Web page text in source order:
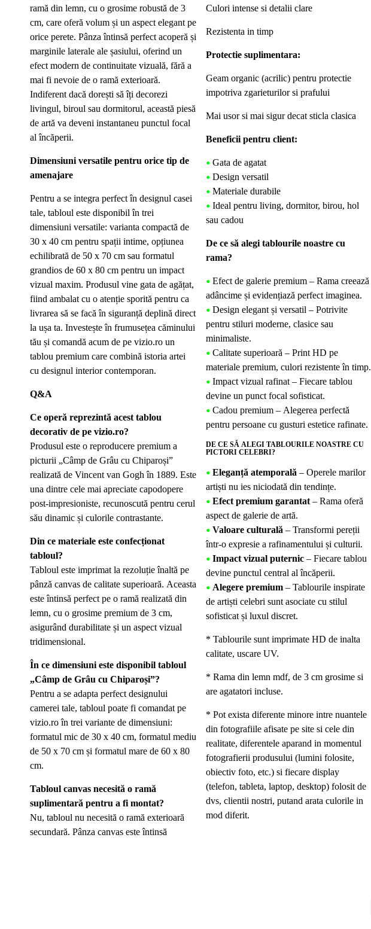
ramă din lemn, cu o grosime robustă de 3
cm, care oferă volum și un aspect elegant pe
orice perete. Pânza întinsă perfect acoperă și
marginile laterale ale șasiului, oferind un
efect modern de continuitate vizuală, fără a
mai fi nevoie de o ramă exterioară.
Indiferent dacă dorești să îți decorezi
livingul, biroul sau dormitorul, această piesă
de artă va deveni instantaneu punctul focal
al încăperii.
Dimensiuni versatile pentru orice tip de
amenajare
Pentru a se integra perfect în designul casei
tale, tabloul este disponibil în trei
dimensiuni versatile: varianta compactă de
30 x 40 cm pentru spații intime, opțiunea
echilibrată de 50 x 70 cm sau formatul
grandios de 60 x 80 cm pentru un impact
vizual maxim. Produsul vine gata de agățat,
fiind ambalat cu o atenție sporită pentru ca
livrarea să se facă în siguranță deplină direct
la ușa ta. Investește în frumusețea căminului
tău și comandă acum de pe vizio.ro un
tablou premium care combină istoria artei
cu designul interior contemporan.
Q&A
Ce operă reprezintă acest tablou
decorativ de pe vizio.ro?
Produsul este o reproducere premium a
picturii „Câmp de Grâu cu Chiparoși”
realizată de Vincent van Gogh în 1889. Este
una dintre cele mai apreciate capodopere
post-impresioniste, recunoscută pentru cerul
său dinamic și culorile contrastante.
Din ce materiale este confecționat
tabloul?
Tabloul este imprimat la rezoluție înaltă pe
pânză canvas de calitate superioară. Aceasta
este întinsă perfect pe o ramă realizată din
lemn, cu o grosime premium de 3 cm,
asigurând durabilitate și un aspect vizual
tridimensional.
În ce dimensiuni este disponibil tabloul
„Câmp de Grâu cu Chiparoși”?
Pentru a se adapta perfect designului
camerei tale, tabloul poate fi comandat pe
vizio.ro în trei variante de dimensiuni:
formatul mic de 30 x 40 cm, formatul mediu
de 50 x 70 cm și formatul mare de 60 x 80
cm.
Tabloul canvas necesită o ramă
suplimentară pentru a fi montat?
Nu, tabloul nu necesită o ramă exterioară
secundară. Pânza canvas este întinsă
Culori intense si detalii clare
Rezistenta in timp
Protectie suplimentara:
Geam organic (acrilic) pentru protectie
impotriva zgarieturilor si prafului
Mai usor si mai sigur decat sticla clasica
Beneficii pentru client:
• Gata de agatat
• Design versatil
• Materiale durabile
• Ideal pentru living, dormitor, birou, hol
sau cadou
De ce să alegi tablourile noastre cu
rama?
• Efect de galerie premium – Rama creează
adâncime și evidențiază perfect imaginea.
• Design elegant și versatil – Potrivite
pentru stiluri moderne, clasice sau
minimaliste.
• Calitate superioară – Print HD pe
materiale premium, culori rezistente în timp.
• Impact vizual rafinat – Fiecare tablou
devine un punct focal sofisticat.
• Cadou premium – Alegerea perfectă
pentru persoane cu gusturi estetice rafinate.
DE CE SĂ ALEGI TABLOURILE NOASTRE CU
PICTORI CELEBRI?
• Eleganță atemporală – Operele marilor
artiști nu ies niciodată din tendințe.
• Efect premium garantat– Rama oferă
aspect de galerie de artă.
• Valoare culturală – Transformi pereții
într-o expresie a rafinamentului și culturii.
• Impact vizual puternic – Fiecare tablou
devine punctul central al încăperii.
• Alegere premium – Tablourile inspirate
de artiști celebri sunt asociate cu stilul
sofisticat și luxul discret.
* Tablourile sunt imprimate HD de inalta
calitate, uscare UV.
* Rama din lemn mdf, de 3 cm grosime si
are agatatori incluse.
* Pot exista diferente minore intre nuantele
din fotografiile afisate pe site si cele din
realitate, diferentele aparand in momentul
fotografierii produsului (lumini folosite,
obiectiv foto, etc.) si fiecare display
(telefon, tableta, laptop, desktop) folosit de
dvs, clientii nostri, putand arata culorile in
mod diferit.